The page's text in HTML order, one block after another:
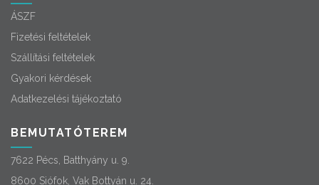
ÁSZF
Fizetési feltételek
Szállítási feltételek
Gyakori kérdések
Adatkezelési tájékoztató
BEMUTATÓTEREM
7622 Pécs, Batthyány u. 9.
8600 Siófok, Vak Bottyán u. 24.